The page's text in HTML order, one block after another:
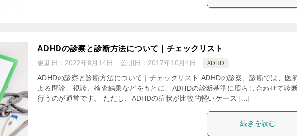
ADHDの診察と診断方法について｜チェックリスト
更新日： 2022年8月14日 公開日： 2017年10月4日 ADHD
ADHDの診察と診断方法について｜チェックリスト ADHDの診察、診断では、医
よる問診、視診、検査結果などをもとに、ADHDの診断基準に照らし合わせて診
行うのが通常です。 ただし、ADHDの症状が比較的軽いケース […]
続きを読む